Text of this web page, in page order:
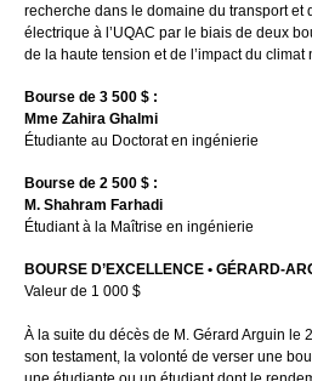
recherche dans le domaine du transport et
électrique à l’UQAC par le biais de deux
de la haute tension et de l’impact du climat
Bourse de 3 500 $ :
Mme Zahira Ghalmi
Étudiante au Doctorat en ingénierie
Bourse de 2 500 $ :
M. Shahram Farhadi
Étudiant à la Maîtrise en ingénierie
BOURSE D’EXCELLENCE • GÉRARD-
Valeur de 1 000 $
À la suite du décès de M. Gérard Arguin le
son testament, la volonté de verser une